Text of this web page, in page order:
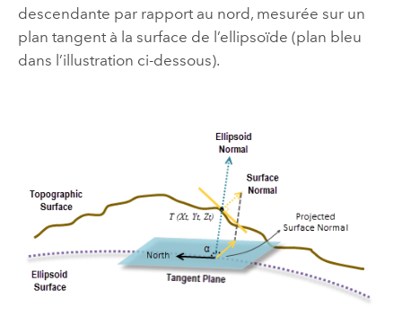
descendante par rapport au nord, mesurée sur un
plan tangent à la surface de l’ellipsoïde (plan bleu
dans l’illustration ci-dessous).